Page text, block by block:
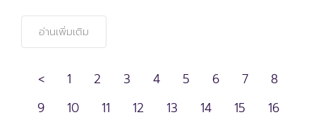
อ่านเพิ่มเติม
< 1 2 3 4 5 6 7
8
9
10 11 12 13 14 15
16